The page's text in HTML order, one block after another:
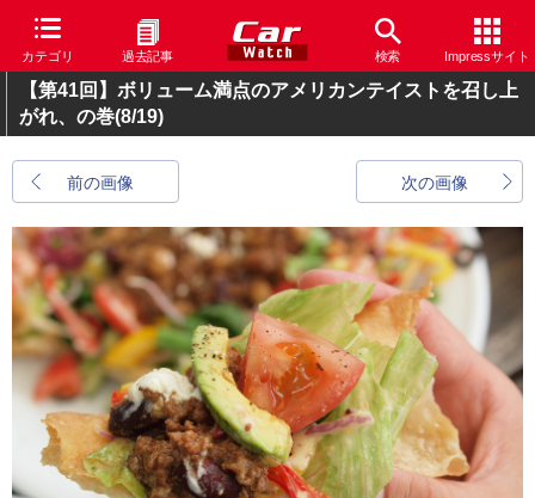
カテゴリ 過去記事 検索 Impressサイト
【第41回】ボリューム満点のアメリカンテイストを召し上
がれ、の巻(8/19)
前の画像 次の画像